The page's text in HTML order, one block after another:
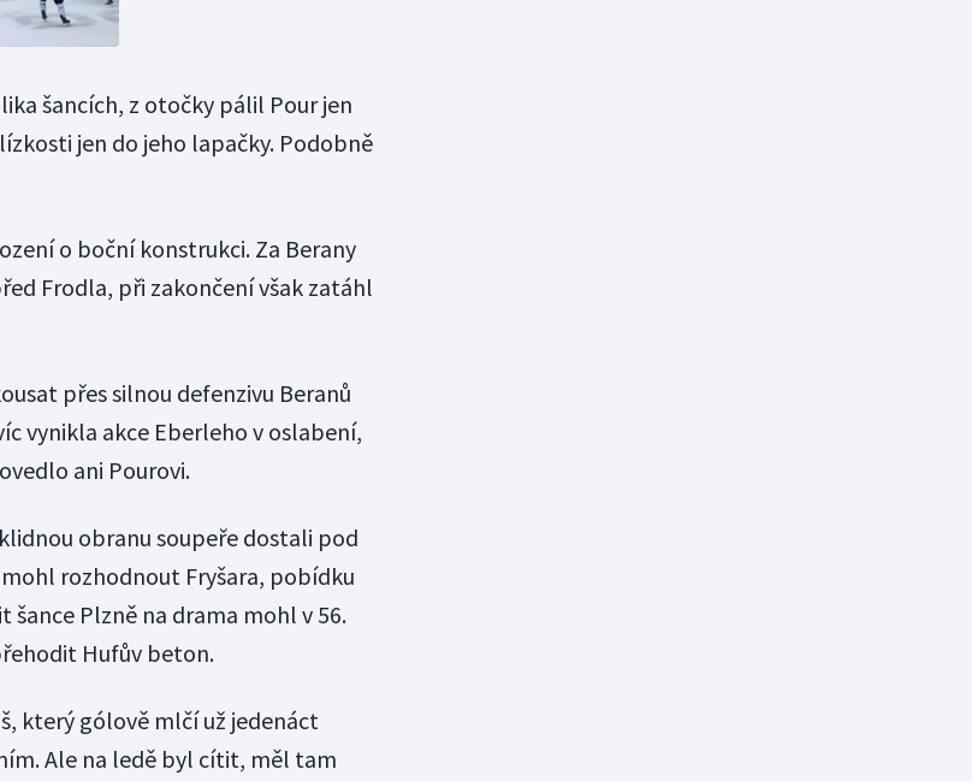
šancích, z otočky pálil Pour jen
jen do jeho lapačky. Podobně
o boční konstrukci. Za Berany
Frodla, při zakončení však zatáhl
přes silnou defenzivu Beranů
vynikla akce Eberleho v oslabení,
ani Pourovi.
obranu soupeře dostali pod
rozhodnout Fryšara, pobídku
šance Plzně na drama mohl v 56.
Hufův beton.
který gólově mlčí už jedenáct
Ale na ledě byl cítit, měl tam